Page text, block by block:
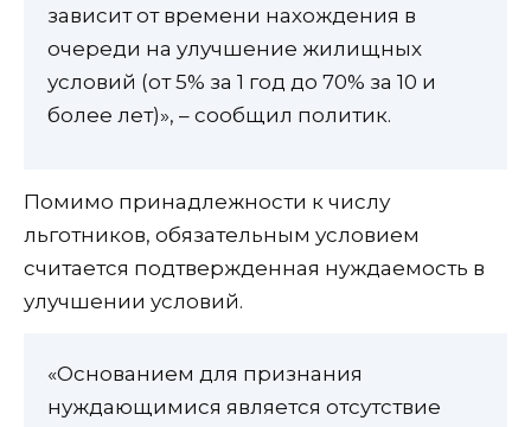
зависит от времени нахождения в
очереди на улучшение жилищных
условий (от 5% за 1 год до 70% за 10 и
более лет)», – сообщил политик.
Помимо принадлежности к числу
льготников, обязательным условием
считается подтвержденная нуждаемость в
улучшении условий.
«Основанием для признания
нуждающимися является отсутствие